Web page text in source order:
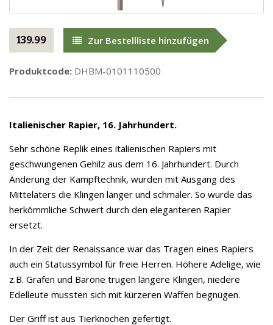
139.99 Zur Bestellliste hinzufügen
Produktcode: DHBM-0101110500
Italienischer Rapier, 16. Jahrhundert.
Sehr schöne Replik eines italienischen Rapiers mit
geschwungenen Gehilz aus dem 16. Jahrhundert. Durch
Änderung der Kampftechnik, wurden mit Ausgang des
Mittelaters die Klingen länger und schmaler. So wurde das
herkömmliche Schwert durch den eleganteren Rapier
ersetzt.
In der Zeit der Renaissance war das Tragen eines Rapiers
auch ein Statussymbol für freie Herren. Höhere Adelige, wie
z.B. Grafen und Barone trugen längere Klingen, niedere
Edelleute mussten sich mit kürzeren Waffen begnügen.
Der Griff ist aus Tierknochen gefertigt.